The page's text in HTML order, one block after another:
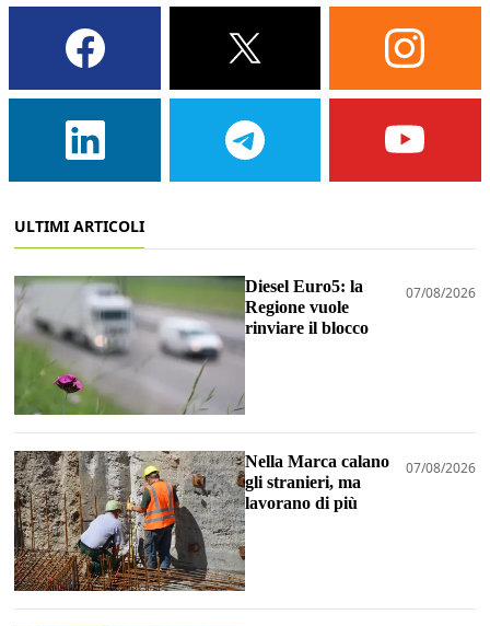
ULTIMI ARTICOLI
Diesel Euro5: la
Regione vuole
rinviare il blocco
07/08/2026
Nella Marca calano
gli stranieri, ma
lavorano di più
07/08/2026